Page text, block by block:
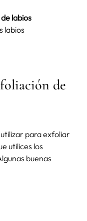
labios
labios
de
para exfoliar
utilices los
buenas